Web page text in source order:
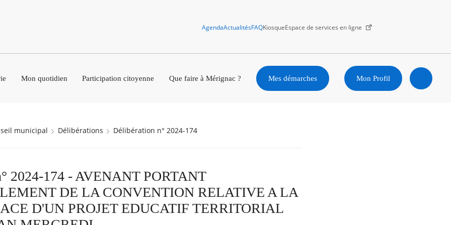
AgendaActualitésFAQKiosqueEspace de services en ligne
Mon quotidien Participation citoyenne Que faire à Mérignac ? Mes démarches Mon Profil
municipal Délibérations Délibération n° 2024-174
2024-174 - AVENANT PORTANT
DE LA CONVENTION RELATIVE A LA
D'UN PROJET EDUCATIF TERRITORIAL